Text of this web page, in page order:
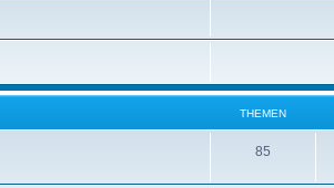
THEMEN
85